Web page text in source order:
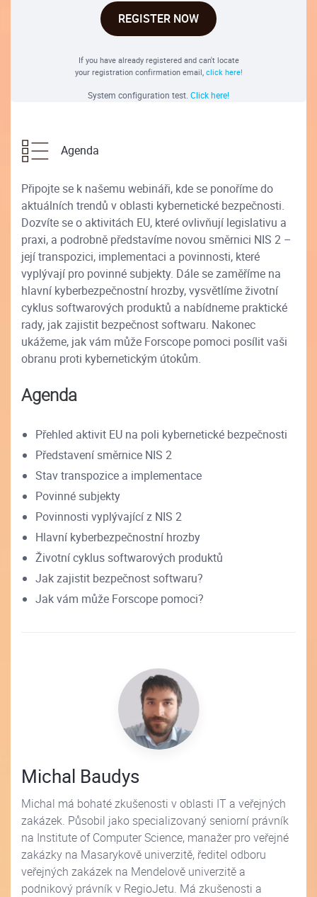
REGISTER NOW
If you have already registered and can't locate
your registration confirmation email, click here!
System configuration test. Click here!
Agenda
Připojte se k našemu webináři, kde se ponoříme do
aktuálních trendů v oblasti kybernetické bezpečnosti.
Dozvíte se o aktivitách EU, které ovlivňují legislativu a
praxi, a podrobně představíme novou směrnici NIS 2 –
její transpozici, implementaci a povinnosti, které
vyplývají pro povinné subjekty. Dále se zaměříme na
hlavní kyberbezpečnostní hrozby, vysvětlíme životní
cyklus softwarových produktů a nabídneme praktické
rady, jak zajistit bezpečnost softwaru. Nakonec
ukážeme, jak vám může Forscope pomoci posílit vaši
obranu proti kybernetickým útokům.
Agenda
Přehled aktivit EU na poli kybernetické bezpečnosti
Představení směrnice NIS 2
Stav transpozice a implementace
Povinné subjekty
Povinnosti vyplývající z NIS 2
Hlavní kyberbezpečnostní hrozby
Životní cyklus softwarových produktů
Jak zajistit bezpečnost softwaru?
Jak vám může Forscope pomoci?
Michal Baudys
Michal má bohaté zkušenosti v oblasti IT a veřejných
zakázek. Působil jako specializovaný seniorní právník
na Institute of Computer Science, manažer pro veřejné
zakázky na Masarykově univerzitě, ředitel odboru
veřejných zakázek na Mendelově univerzitě a
podnikový právník v RegioJetu. Má zkušenosti a